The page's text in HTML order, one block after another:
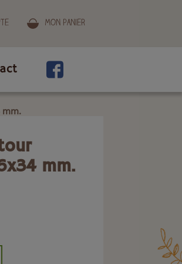
Mon panier
mm.
mm.